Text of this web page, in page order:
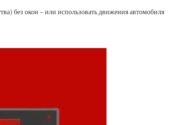
без окон – или использовать движения автомобиля